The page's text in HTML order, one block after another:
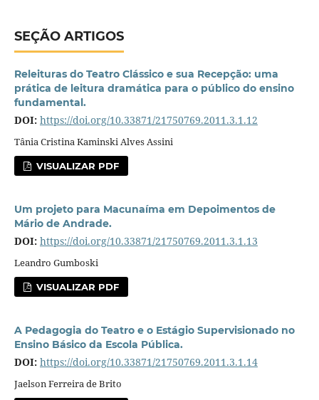
SEÇÃO ARTIGOS
Releituras do Teatro Clássico e sua Recepção: uma
prática de leitura dramática para o público do ensino
fundamental.
DOI: https://doi.org/10.33871/21750769.2011.3.1.12
Tânia Cristina Kaminski Alves Assini
VISUALIZAR PDF
Um projeto para Macunaí­ma em Depoimentos de
Mário de Andrade.
DOI: https://doi.org/10.33871/21750769.2011.3.1.13
Leandro Gumboski
VISUALIZAR PDF
A Pedagogia do Teatro e o Estágio Supervisionado no
Ensino Básico da Escola Pública.
DOI: https://doi.org/10.33871/21750769.2011.3.1.14
Jaelson Ferreira de Brito